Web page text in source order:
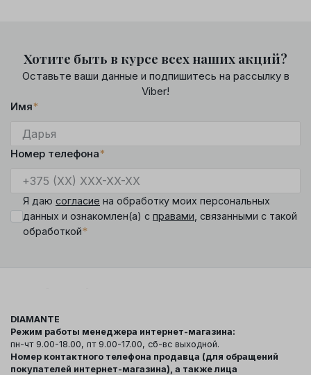
Хотите быть в курсе всех наших акций?
Оставьте ваши данные и подпишитесь на рассылку в
Viber!
Имя*
Номер телефона*
Я даю согласие на обработку моих персональных
данных и ознакомлен(а) с правами , связанными с такой
обработкой*
DIAMANTE
Режим работы менеджера интернет-магазина:
пн-чт 9.00-18.00, пт 9.00-17.00, сб-вс выходной.
Номер контактного телефона продавца (для обращений
покупателей интернет-магазина), а также лица